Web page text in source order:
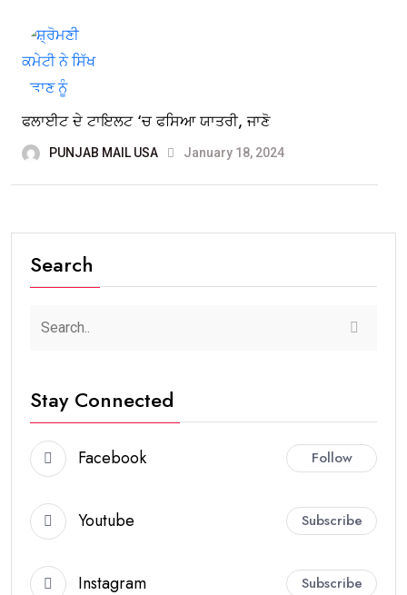
ਫਲਾਈਟ ਦੇ ਟਾਇਲਟ ‘ਚ ਫਸਿਆ ਯਾਤਰੀ, ਜਾਣੋ
PUNJAB MAIL USA January 18, 2024
Search
Stay Connected
Facebook Follow
Youtube Subscribe
Instagram Subscribe